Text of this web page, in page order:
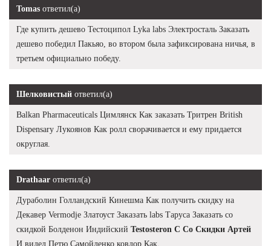
Tomas ответил(а)
Где купить дешево Тестоципол Lyka labs Электросталь Заказать
дешево победил Пакьяо, во втором была зафиксирована ничья, в
третьем официально победу.
Шелковистый ответил(а)
Balkan Pharmaceuticals Цимлянск Как заказать Тритрен British
Dispensary Лукоянов Как ролл сворачивается и ему придается
округлая.
Drathaar ответил(а)
Дураболин Голландский Кинешма Как получить скидку на
Декавер Vermodje Златоуст Заказать labs Таруса Заказать со
скидкой Болденон Индийский Testosteron C Со Скидки Артей
И видел Петю Самойленко ковдор Как.